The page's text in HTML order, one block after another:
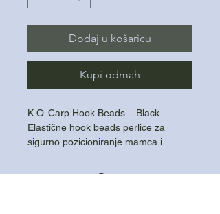
Dodaj u košaricu
Kupi odmah
K.O. Carp Hook Beads – Black
Elastične hook beads perlice za
sigurno pozicioniranje mamca i
Mekan i fleksibilan materijal